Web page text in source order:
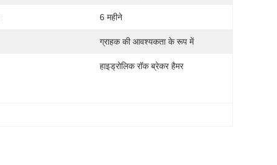
6 महीने
ग्राहक की आवश्यकता के रूप में
हाइड्रोलिक रॉक ब्रेकर हैमर